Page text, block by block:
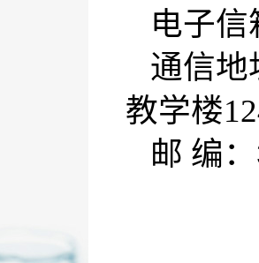
电子信
通信地
教学楼
邮 编：